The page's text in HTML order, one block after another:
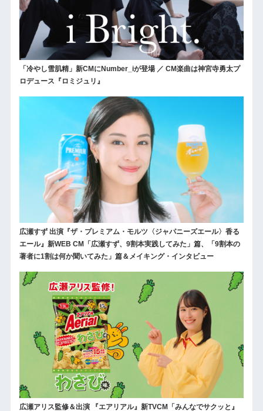
「冷やし雪肌精」新CMにNumber_iが登場 ／ CM楽曲は神宮寺勇太プ
ロデュース『ロミジュリ』
広瀬すず 出演『ザ・プレミアム・モルツ〈ジャパニーズエール〉香る
エール』新WEB CM「広瀬すず、9割本実践してみた」篇、「9割本の
著者に1割は何か聞いてみた」篇＆メイキング・インタビュー
広瀬アリス監修＆出演 『エアリアル』新TVCM「みんなでサクッと』